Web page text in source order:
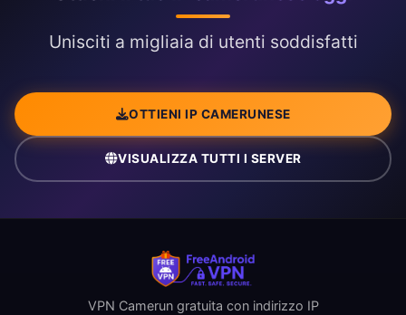
Unisciti a migliaia di utenti soddisfatti
OTTIENI IP CAMERUNESE
VISUALIZZA TUTTI I SERVER
VPN Camerun gratuita con indirizzo IP